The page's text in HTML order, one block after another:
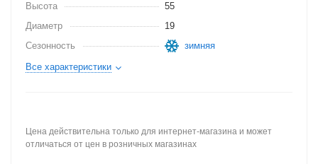
Высота
55
Диаметр
19
Сезонность
зимняя
Все характеристики
Цена действительна только для интернет-магазина и может
отличаться от цен в розничных магазинах